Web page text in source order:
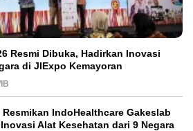
Resmi Dibuka, Hadirkan Inovasi
di JIExpo Kemayoran
IndoHealthcare Gakeslab
Alat Kesehatan dari 9 Negara